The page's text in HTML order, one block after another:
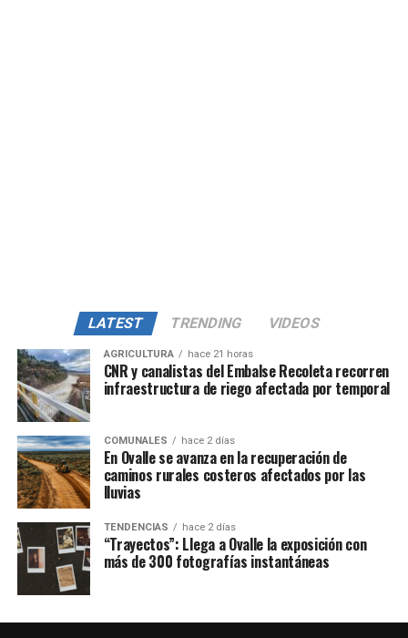
LATEST TRENDING VIDEOS
AGRICULTURA hace 21 horas
CNR y canalistas del Embalse Recoleta recorren
infraestructura de riego afectada por temporal
COMUNALES hace 2 días
En Ovalle se avanza en la recuperación de
caminos rurales costeros afectados por las
lluvias
TENDENCIAS hace 2 días
“Trayectos”: Llega a Ovalle la exposición con
más de 300 fotografías instantáneas